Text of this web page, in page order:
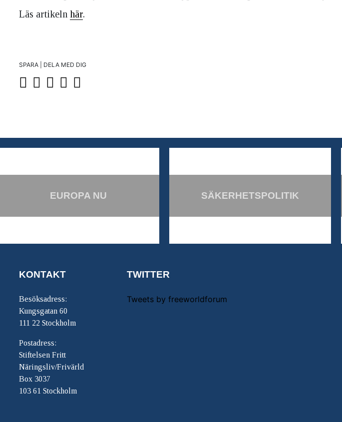
Läs artikeln här.
SPARA | DELA MED DIG
EUROPA NU SÄKERHETSPOLITIK
KONTAKT
Besöksadress:
Kungsgatan 60
111 22 Stockholm
Postadress:
Stiftelsen Fritt
Näringsliv/Frivärld
Box 3037
103 61 Stockholm
TWITTER
Tweets by freeworldforum